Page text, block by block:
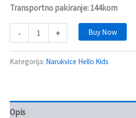
Transportno pakiranje: 144kom
- + Buy Now
Kategorija: Narukvice Hello Kids
Opis